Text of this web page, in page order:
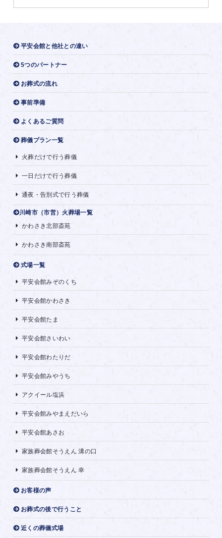
平安会館と他社との違い
5つのパートナー
お葬式の流れ
事前準備
よくあるご質問
葬儀プラン一覧
火葬だけで行う葬儀
一日だけで行う葬儀
通夜・告別式で行う葬儀
川崎市（市営）火葬場一覧
かわさき北部斎苑
かわさき南部斎苑
式場一覧
平安会館みぞのくち
平安会館かわさき
平安会館たま
平安会館さいわい
平安会館わたりだ
平安会館みやうち
アクイール塩浜
平安会館みやまえだいら
平安会館あさお
家族葬会館そうえん 溝の口
家族葬会館そうえん 幸
お客様の声
お葬式の後で行うこと
近くの葬儀式場